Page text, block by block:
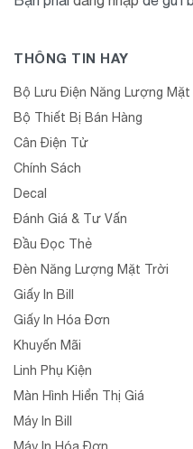
THÔNG TIN HAY
Bộ Lưu Điện Năng Lượng
Bộ Thiết Bị Bán Hàng
Cân Điện Tử
Chính Sách
Decal
Đánh Giá & Tư Vấn
Đầu Đọc Thẻ
Đèn Năng Lượng Mặt Trời
Giấy In Bill
Giấy In Hóa Đơn
Khuyến Mãi
Linh Phụ Kiện
Màn Hình Hiển Thị Giá
Máy In Bill